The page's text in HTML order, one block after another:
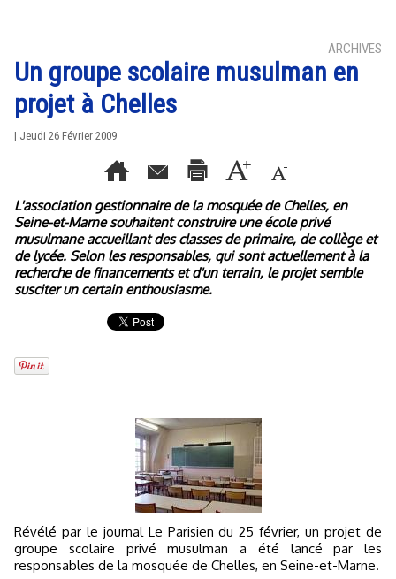
ARCHIVES
Un groupe scolaire musulman en
projet à Chelles
| Jeudi 26 Février 2009
L'association gestionnaire de la mosquée de Chelles, en
Seine-et-Marne souhaitent construire une école privé
musulmane accueillant des classes de primaire, de collège et
de lycée. Selon les responsables, qui sont actuellement à la
recherche de financements et d'un terrain, le projet semble
susciter un certain enthousiasme.
Révélé par le journal Le Parisien du 25 février, un projet de
groupe scolaire privé musulman a été lancé par les
responsables de la mosquée de Chelles, en Seine-et-Marne.